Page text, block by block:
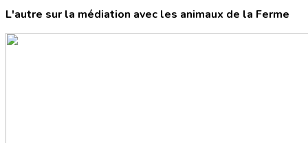
L'autre sur la médiation avec les animaux de la Ferme